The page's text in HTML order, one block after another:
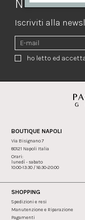
Newsletter
Iscriviti alla
ho letto ed
BOUTIQUE NAPOLI
Via Bisignano 7
80121 Napoli Italia
Orari:
lunedì - sabato
10:00-13:30 / 16:30-20:00
SHOPPING
Spedizioni e resi
Manutenzione e Riparazione
Pagamenti